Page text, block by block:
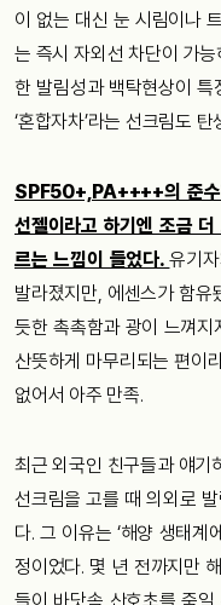
이 없는 대신 눈 시림이나
는 즉시 자외선 차단이 가
한 발림성과 백탁현상이 특
‘혼합자차’라는 선크림도
SPF50+,PA++++의 준수
선젤이라고 하기엔 조금
르는 느낌이 들었다.유기
발라졌지만, 에센스가 함
듯한 촉촉함과 광이 느껴지
산뜻하게 마무리되는 편이
없어서 아주 만족.
최근 외국인 친구들과 얘기
선크림을 고를 때 의외로
다. 그 이유는 ‘해양 생태계
정이었다. 몇 년 전까지만